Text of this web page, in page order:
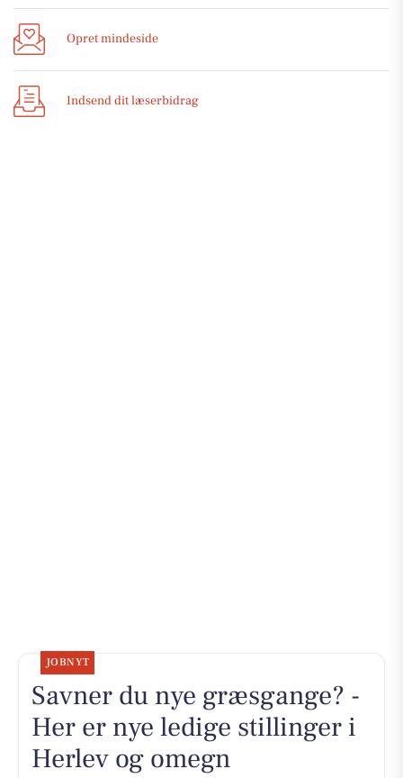
Opret mindeside
Indsend dit læserbidrag
JOBNYT
Savner du nye græsgange? -
Her er nye ledige stillinger i
Herlev og omegn